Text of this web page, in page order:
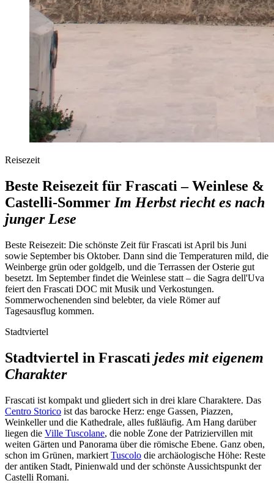
Reisezeit
Beste Reisezeit für Frascati – Weinlese &
Castelli-Sommer Im Herbst riecht es nach
junger Lese
Beste Reisezeit: Die schönste Zeit für Frascati ist April bis Juni
sowie September bis Oktober. Dann sind die Temperaturen mild, die
Weinberge grün oder goldgelb, und die Terrassen der Osterie gut
besetzt. Im September findet die Weinlese statt – die Sagra dell'Uva
feiert den Frascati DOC mit Musik und Verkostungen.
Sommerwochenenden sind belebter, da viele Römer auf
Tagesausflug kommen.
Stadtviertel
Stadtviertel in Frascati jedes mit eigenem
Charakter
Frascati ist kompakt und gliedert sich in drei klare Charaktere. Das
Centro Storico ist das barocke Herz: enge Gassen, Piazzen,
Weinkeller und die Kathedrale, alles fußläufig. Am Hang darüber
liegen die Ville Tuscolane, die noble Zone der Patriziervillen mit
weiten Gärten und Panorama über die römische Ebene. Ganz oben,
schon im Grünen, markiert Tuscolo die archäologische Höhe: Reste
der antiken Stadt, Pinienwald und der schönste Aussichtspunkt der
Castelli Romani.